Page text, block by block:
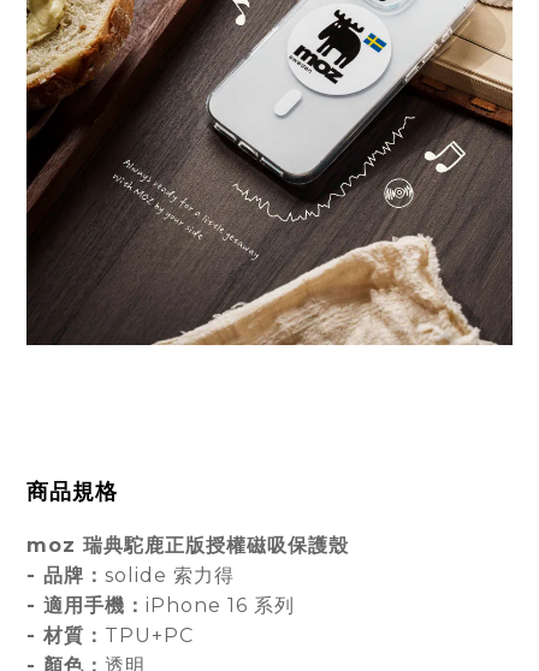
商品規格
moz 瑞典駝鹿正版授權磁吸保護殼
- 品牌： solide 索力得
- 適用手機： iPhone 16 系列
- 材質： TPU+PC
- 顏色： 透明